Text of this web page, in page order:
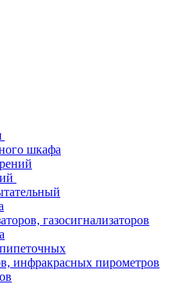
шкафа
газосигнализаторов
инфракрасных пирометров